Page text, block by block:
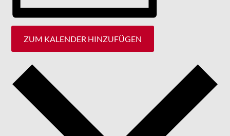
ZUM KALENDER HINZUFÜGEN